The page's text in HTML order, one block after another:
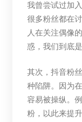
我曾尝试过加
很多粉丝都在
人在关注偶像
惑，我们到底
其次，抖音粉
种陷阱。因为
容易被操纵。
粉，以此来提